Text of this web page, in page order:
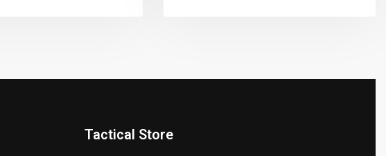
Tactical Store